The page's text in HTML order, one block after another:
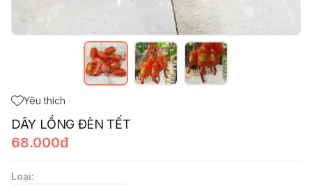
Yêu thích
DÂY LỒNG ĐÈN TẾT
68.000đ
Loại: